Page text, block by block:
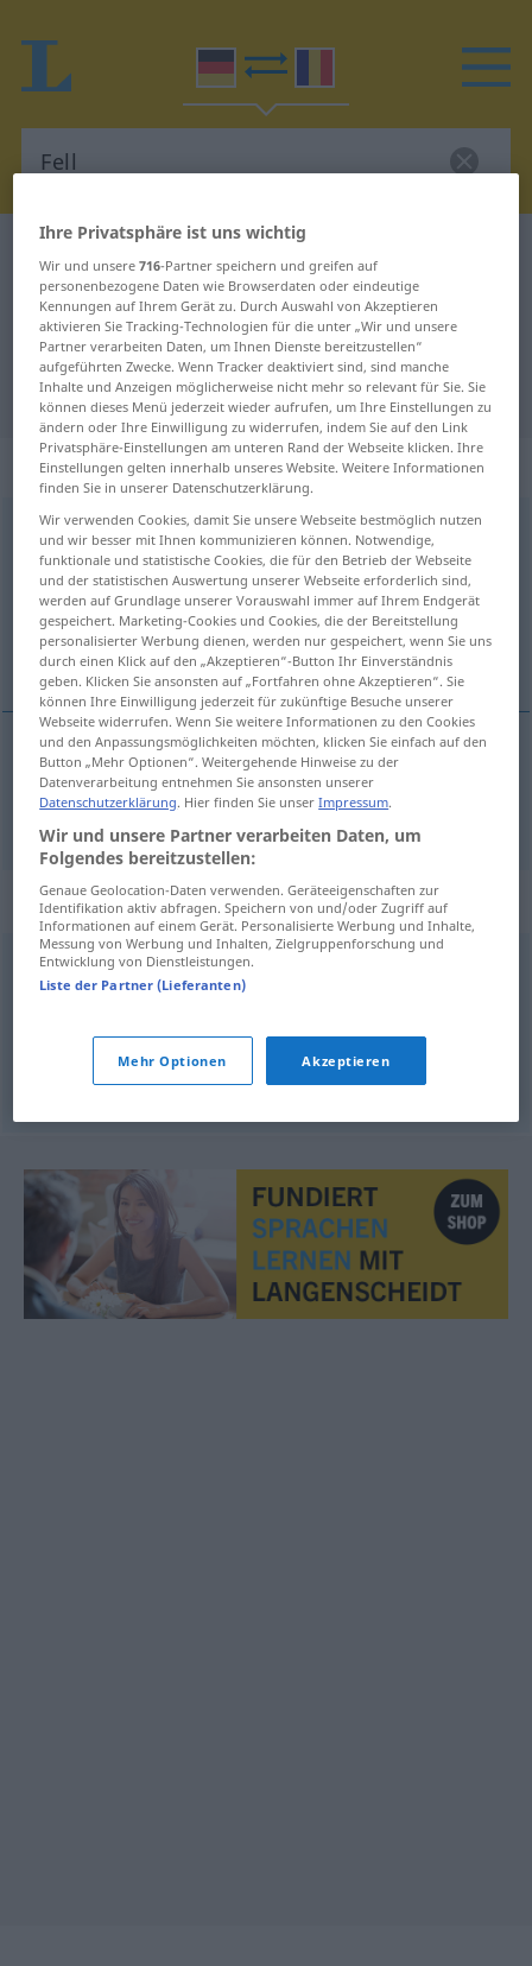
Deutsch-Rumänisch Übersetzung
für "Fell"
"Fell" Rumänisch Übersetzung
„Fell“: Neutrum, sächlich
Felln
Übersicht aller Übersetzungen
(Für mehr Details die Übersetzung anklicken/antippen)
blană
blanăf Fell
Synonyme für "Fell"
Mähne,Matte (ugs.),Pelz (ugs.)
(behaarte) Haut,Decke (fachspr., Jägersprache)
Ihre Privatsphäre ist uns wichtig
Wir und unsere716-Partner speichern und greifen auf
personenbezogene Daten wie Browserdaten oder eindeutige
Kennungen auf Ihrem Gerät zu. Durch Auswahl von Akzeptieren
aktivieren Sie Tracking-Technologien für die unter „Wir und unsere
Partner verarbeiten Daten, um Ihnen Dienste bereitzustellen“
aufgeführten Zwecke. Wenn Tracker deaktiviert sind, sind manche
Inhalte und Anzeigen möglicherweise nicht mehr so relevant für Sie. Sie
können dieses Menü jederzeit wieder aufrufen, um Ihre Einstellungen zu
ändern oder Ihre Einwilligung zu widerrufen, indem Sie auf den Link
Privatsphäre-Einstellungen am unteren Rand der Webseite klicken. Ihre
Einstellungen gelten innerhalb unseres Website. Weitere Informationen
finden Sie in unserer Datenschutzerklärung.
Wir verwenden Cookies, damit Sie unsere Webseite bestmöglich nutzen
und wir besser mit Ihnen kommunizieren können. Notwendige,
funktionale und statistische Cookies, die für den Betrieb der Webseite
und der statistischen Auswertung unserer Webseite erforderlich sind,
werden auf Grundlage unserer Vorauswahl immer auf Ihrem Endgerät
gespeichert. Marketing-Cookies und Cookies, die der Bereitstellung
personalisierter Werbung dienen, werden nur gespeichert, wenn Sie uns
durch einen Klick auf den „Akzeptieren“-Button Ihr Einverständnis
geben. Klicken Sie ansonsten auf „Fortfahren ohne Akzeptieren“. Sie
können Ihre Einwilligung jederzeit für zukünftige Besuche unserer
Webseite widerrufen. Wenn Sie weitere Informationen zu den Cookies
und den Anpassungsmöglichkeiten möchten, klicken Sie einfach auf den
Button „Mehr Optionen“. Weitergehende Hinweise zu der
Datenverarbeitung entnehmen Sie ansonsten unserer
Datenschutzerklärung. Hier finden Sie unserImpressum.
Wir und unsere Partner verarbeiten Daten, um
Folgendes bereitzustellen:
Genaue Geolocation-Daten verwenden. Geräteeigenschaften zur
Identifikation aktiv abfragen. Speichern von und/oder Zugriff auf
Informationen auf einem Gerät. Personalisierte Werbung und Inhalte,
Messung von Werbung und Inhalten, Zielgruppenforschung und
Entwicklung von Dienstleistungen.
Liste der Partner (Lieferanten)
Mehr Optionen Akzeptieren